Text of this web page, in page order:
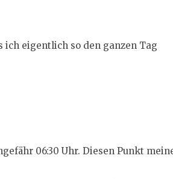
ich eigentlich so den ganzen Tag
06:30 Uhr. Diesen Punkt